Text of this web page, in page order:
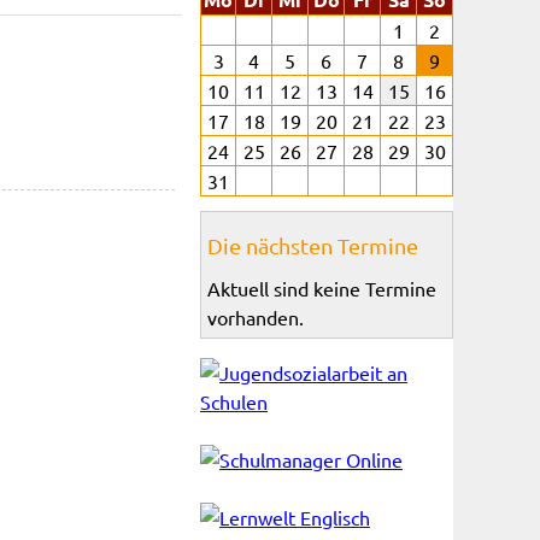
1
2
3
4 5 6 7 8
9
10
11 12 13 14 15
16
17
18 19 20 21 22
23
24
25 26 27 28 29
30
31
Die nächsten Termine
Aktuell sind keine Termine
vorhanden.